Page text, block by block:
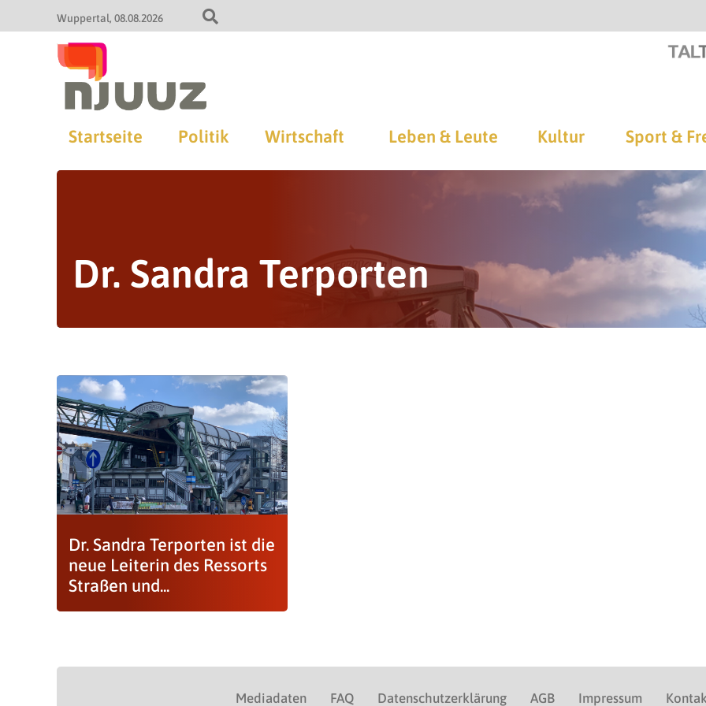
Wuppertal 08.08.2026
Startseite Politik Wirtschaft Leben & Leute Kultur Sport &
Dr. Sandra Terporten
Dr. Sandra Terporten ist die
neue Leiterin des Ressorts
Straßen und...
Mediadaten FAQ Datenschutzerklärung AGB Impressum